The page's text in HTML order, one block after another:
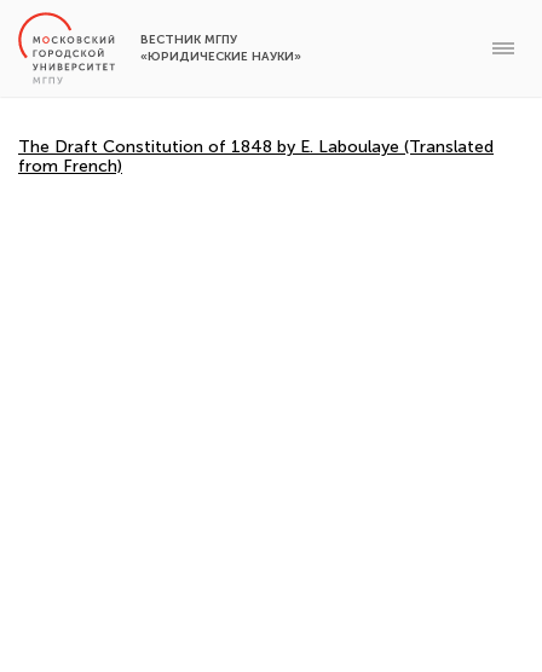
ВЕСТНИК МГПУ
«ЮРИДИЧЕСКИЕ НАУКИ»
The Draft Constitution of 1848 by E. Laboulaye (Translated
from French)